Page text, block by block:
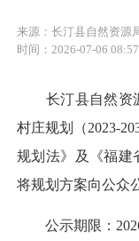
来源：长汀县自然资源
时间：2026-07-06 08:57
长汀县自然资源
村庄规划（2023-
规划法》及《福建
将规划方案向公众
公示期限：2026